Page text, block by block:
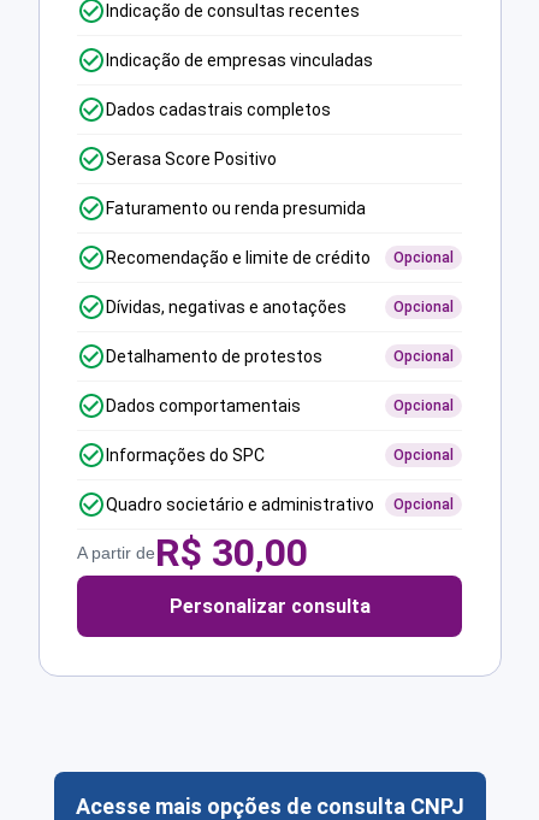
Indicação de consultas recentes
Indicação de empresas vinculadas
Dados cadastrais completos
Serasa Score Positivo
Faturamento ou renda presumida
Recomendação e limite de crédito Opcional
Dívidas, negativas e anotações Opcional
Detalhamento de protestos Opcional
Dados comportamentais Opcional
Informações do SPC Opcional
Quadro societário e administrativo Opcional
A partir deR$ 30,00
Personalizar consulta
Acesse mais opções de consulta CNPJ